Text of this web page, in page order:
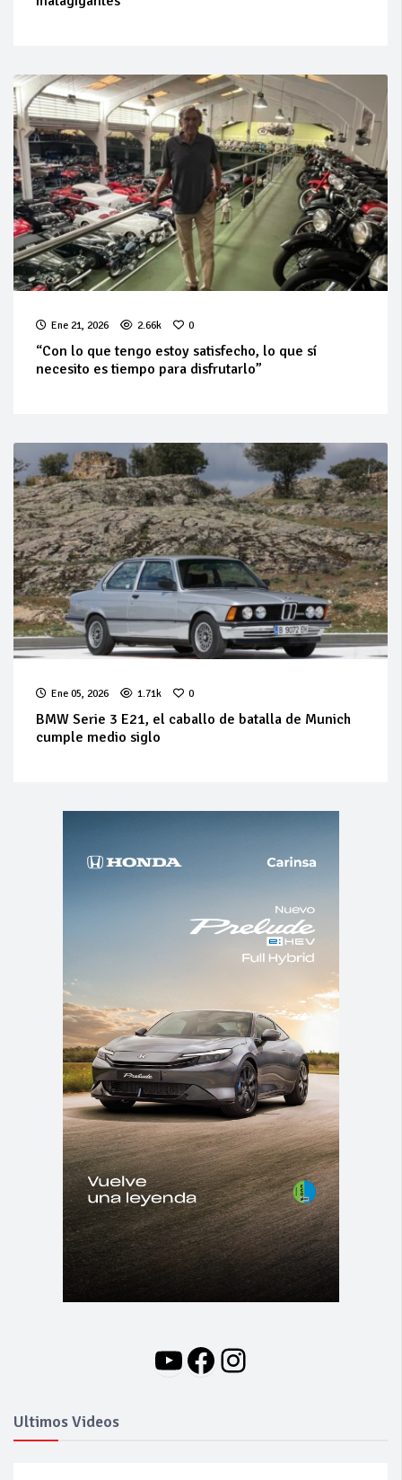
Ene 21, 2026 2.66k 0
“Con lo que tengo estoy satisfecho, lo que sí
necesito es tiempo para disfrutarlo”
Ene 05, 2026 1.71k 0
BMW Serie 3 E21, el caballo de batalla de Munich
cumple medio siglo
YouTube
Facebook
Instagram
Ultimos Videos